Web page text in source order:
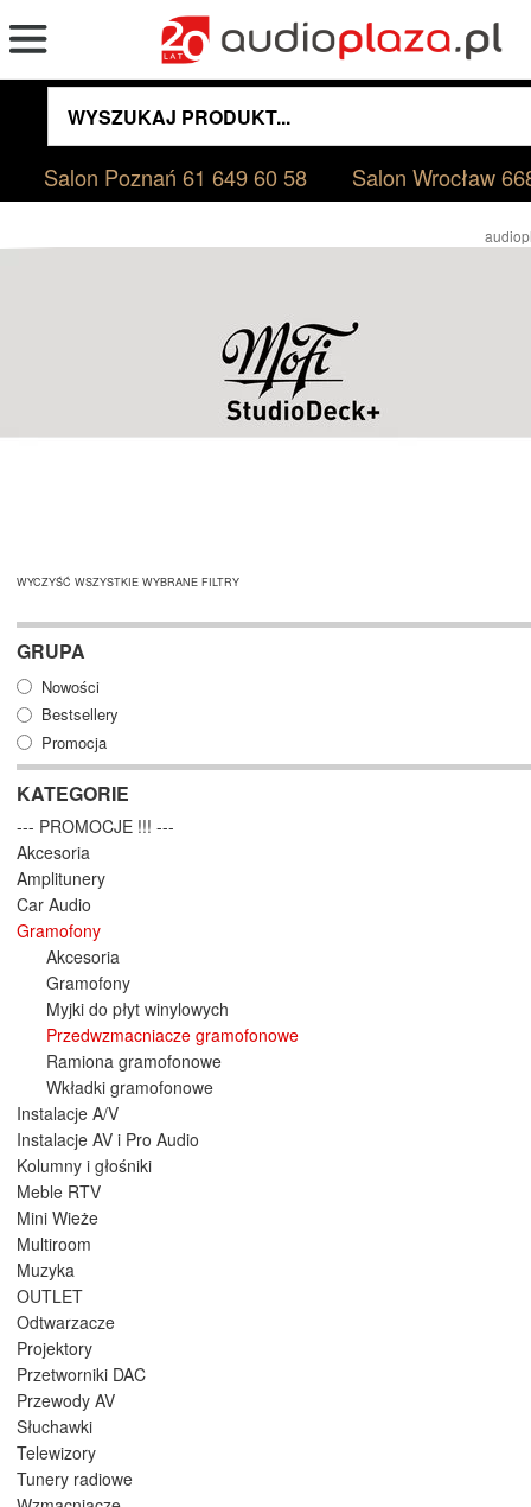
Salon Poznań61 649 60 58 Salon Wrocław
WYCZYŚĆ WSZYSTKIE WYBRANE FILTRY
GRUPA
Nowości
Bestsellery
Promocja
KATEGORIE
--- PROMOCJE !!! ---
Akcesoria
Amplitunery
Car Audio
Gramofony
Akcesoria
Gramofony
Myjki do płyt winylowych
Przedwzmacniacze gramofonowe
Ramiona gramofonowe
Wkładki gramofonowe
Instalacje A/V
Instalacje AV i Pro Audio
Kolumny i głośniki
Meble RTV
Mini Wieże
Multiroom
Muzyka
OUTLET
Odtwarzacze
Projektory
Przetworniki DAC
Przewody AV
Słuchawki
Telewizory
Tunery radiowe